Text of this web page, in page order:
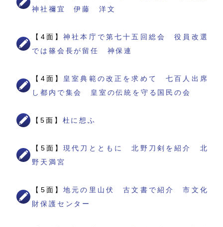
神社禰宜 伊藤 洋文
【4面】神社本庁で第七十五回総会 役員改選
では篠会長が留任 神保連
【4面】 皇室典範の改正を求めて 七百人出席
し都内で集会 皇室の伝統を守る国民の会
【5面】 杜に想ふ
【5面】現代刀とともに 北野刀剣を紹介 北
野天満宮
【5面】地元の里山伏 古文書で紹介 市文化
財保護センター